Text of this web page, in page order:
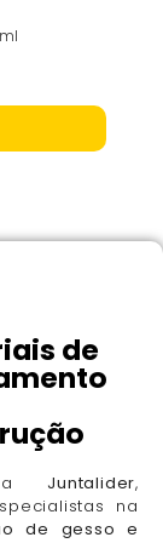
de
Juntalider,
na
de gesso e